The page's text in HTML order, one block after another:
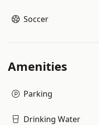
Soccer
Amenities
Parking
Drinking Water